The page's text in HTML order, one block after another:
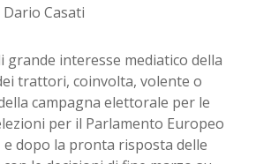
Dario Casati
grande interesse mediatico della
trattori, coinvolta, volente o
campagna elettorale per le
per il Parlamento Europeo
dopo la pronta risposta delle